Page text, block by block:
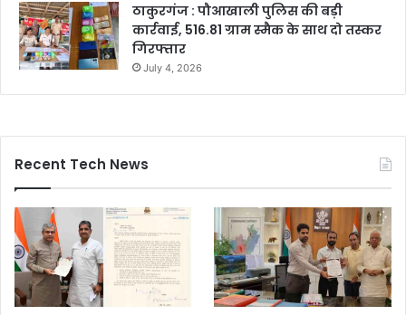
ठाकुरगंज : पौआखाली पुलिस की बड़ी
कार्रवाई, 516.81 ग्राम स्मैक के साथ दो तस्कर
गिरफ्तार
July 4, 2026
Recent Tech News